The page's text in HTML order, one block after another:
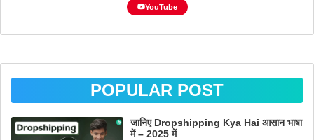
YouTube
POPULAR POST
जानिए Dropshipping Kya Hai आसान भाषा
में – 2025 में